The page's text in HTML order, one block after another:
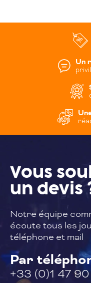
Un
Vous
un devis
Notre équipe
écoute tous les
téléphone et mail
Par
+33 (0)1 47 90